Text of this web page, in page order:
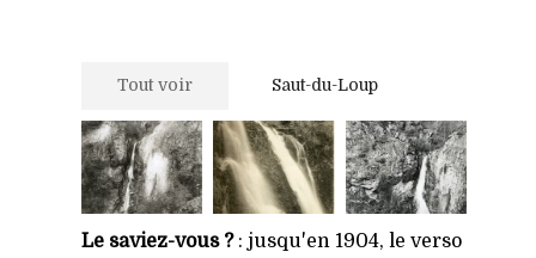
Tout voir Saut-du-Loup
Le saviez-vous ?: jusqu'en 1904, le verso